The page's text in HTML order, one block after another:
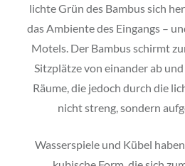
lichte Grün des Bambus sich
das Ambiente des Eingangs –
Motels. Der Bambus schirmt
Sitzplätze von einander ab
Räume, die jedoch durch die
nicht streng, sondern
Wasserspiele und Kübel